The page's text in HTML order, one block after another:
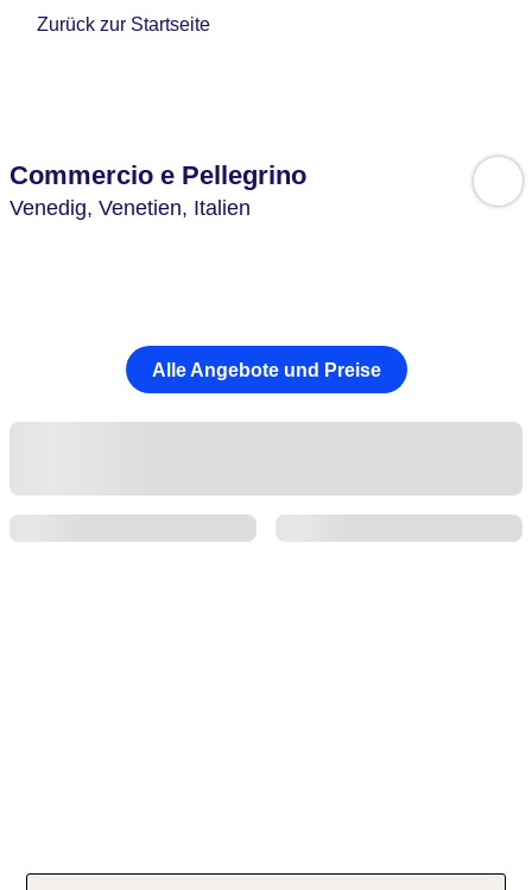
Zurück zur Startseite
Commercio e Pellegrino
Venedig, Venetien, Italien
Alle Angebote und Preise